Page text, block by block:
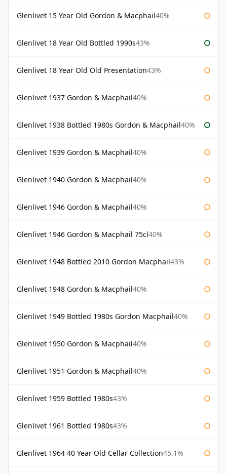
Glenlivet 15 Year Old Gordon & Macphail40%
Glenlivet 18 Year Old Bottled 1990s43%
Glenlivet 18 Year Old Old Presentation43%
Glenlivet 1937 Gordon & Macphail40%
Glenlivet 1938 Bottled 1980s Gordon & Macphail40%
Glenlivet 1939 Gordon & Macphail40%
Glenlivet 1940 Gordon & Macphail40%
Glenlivet 1946 Gordon & Macphail40%
Glenlivet 1946 Gordon & Macphail 75cl40%
Glenlivet 1948 Bottled 2010 Gordon Macphail43%
Glenlivet 1948 Gordon & Macphail40%
Glenlivet 1949 Bottled 1980s Gordon Macphail40%
Glenlivet 1950 Gordon & Macphail40%
Glenlivet 1951 Gordon & Macphail40%
Glenlivet 1959 Bottled 1980s43%
Glenlivet 1961 Bottled 1980s43%
Glenlivet 1964 40 Year Old Cellar Collection45.1%